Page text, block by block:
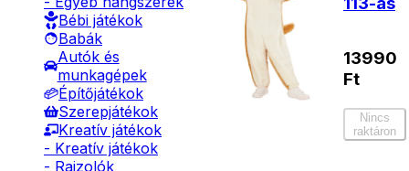
Bébi játékok
Babák
Autók és
munkagépek
Építőjátékok
Szerepjátékok
Kreatív játékok
- Kreatív játékok
- Rajzolók
13990
Ft
Nincs
raktáron